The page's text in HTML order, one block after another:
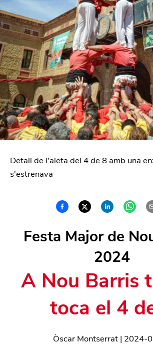
Detall de l'aleta del 4 de 8 amb una
s'estrenava
Festa Major de
2024
A Nou Barris
toca el 4
Òscar Montserrat | 2024-